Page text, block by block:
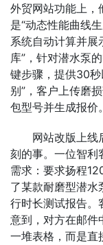
外贸网站功能上，
是“动态性能曲线
系统自动计算并展
库”，针对潜水泵
键步骤，提供30
别”，客户上传磨
包型号并生成报价。
网站改版上线
刻的事。一位智利
需求：要求扬程
了某款耐磨型潜水
行时长测试报告。
意到，对方在邮件
一堆表格，而是直